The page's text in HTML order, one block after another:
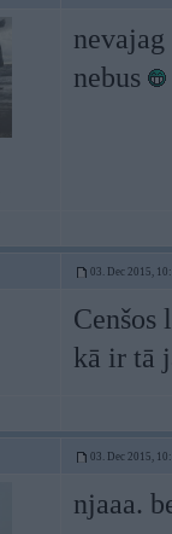
nebus
03. Dec 2015,
Cenšos
kā ir tā
03. Dec 2015,
njaaa.